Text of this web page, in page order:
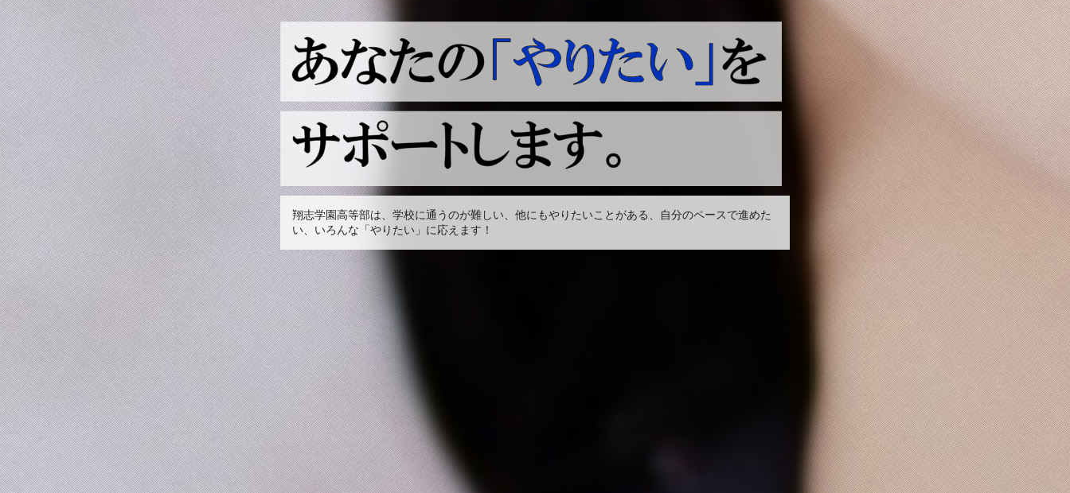
翔志学園高等部は、学校に通うのが難しい、他にもやりたいことがある、自分のペースで進めた
い、いろんな「やりたい」に応えます！